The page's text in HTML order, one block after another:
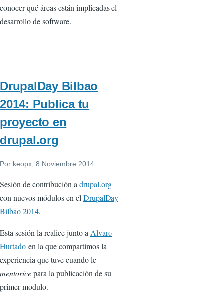
conocer qué áreas están implicadas el
desarrollo de software.
DrupalDay Bilbao
2014: Publica tu
proyecto en
drupal.org
Por keopx , 8 Noviembre 2014
Sesión de contribución a drupal.org
con nuevos módulos en el DrupalDay
Bilbao 2014.
Esta sesión la realice junto a Alvaro
Hurtado en la que compartimos la
experiencia que tuve cuando le
mentoricepara la publicación de su
primer modulo.